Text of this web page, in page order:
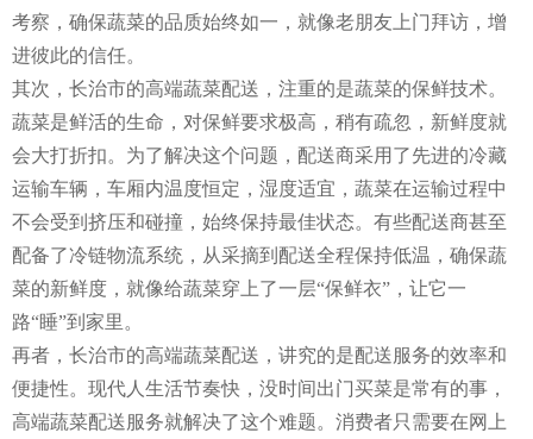
考察，确保蔬菜的品质始终如一，就像老朋友上门拜访，增
进彼此的信任。
其次，长治市的高端蔬菜配送，注重的是蔬菜的保鲜技术。
蔬菜是鲜活的生命，对保鲜要求极高，稍有疏忽，新鲜度就
会大打折扣。为了解决这个问题，配送商采用了先进的冷藏
运输车辆，车厢内温度恒定，湿度适宜，蔬菜在运输过程中
不会受到挤压和碰撞，始终保持最佳状态。有些配送商甚至
配备了冷链物流系统，从采摘到配送全程保持低温，确保蔬
菜的新鲜度，就像给蔬菜穿上了一层“保鲜衣”，让它一
路“睡”到家里。
再者，长治市的高端蔬菜配送，讲究的是配送服务的效率和
便捷性。现代人生活节奏快，没时间出门买菜是常有的事，
高端蔬菜配送服务就解决了这个难题。消费者只需要在网上